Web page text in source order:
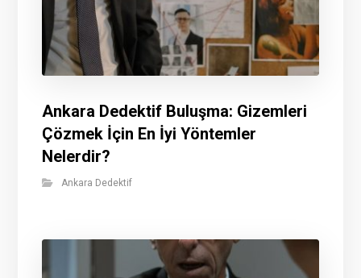
Ankara Dedektif Buluşma: Gizemleri
Çözmek İçin En İyi Yöntemler
Nelerdir?
Ankara Dedektif